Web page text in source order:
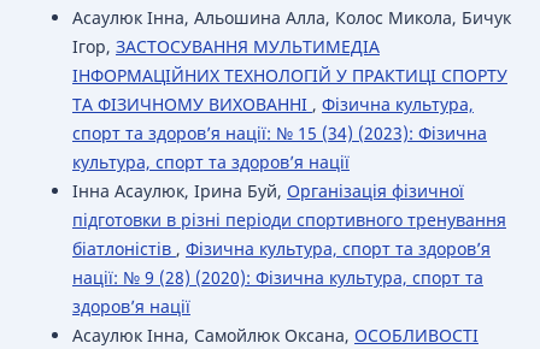
Асаулюк Інна, Альошина Алла, Колос Микола, Бичук
Ігор, ЗАСТОСУВАННЯ МУЛЬТИМЕДІА
ІНФОРМАЦІЙНИХ ТЕХНОЛОГІЙ У ПРАКТИЦІ СПОРТУ
ТА ФІЗИЧНОМУ ВИХОВАННІ , Фізична культура,
спорт та здоров’я нації: № 15 (34) (2023): Фізична
культура, спорт та здоров’я нації
Інна Асаулюк, Ірина Буй, Організація фізичної
підготовки в різні періоди спортивного тренування
біатлоністів , Фізична культура, спорт та здоров’я
нації: № 9 (28) (2020): Фізична культура, спорт та
здоров’я нації
Асаулюк Інна, Самойлюк Оксана, ОСОБЛИВОСТІ